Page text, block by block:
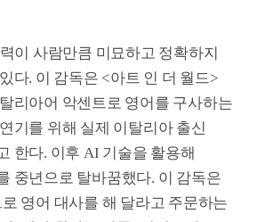
렵다”는 점을 짚었다.
기존 개념만을 제한할 뿐 새로운
창작물의 고유한 스타일을
물을 내놓을 경우 “‘2차
의 권리를 주장해볼 여지는
저작권법이 아니라
정당한 대가를 지급하지 않고